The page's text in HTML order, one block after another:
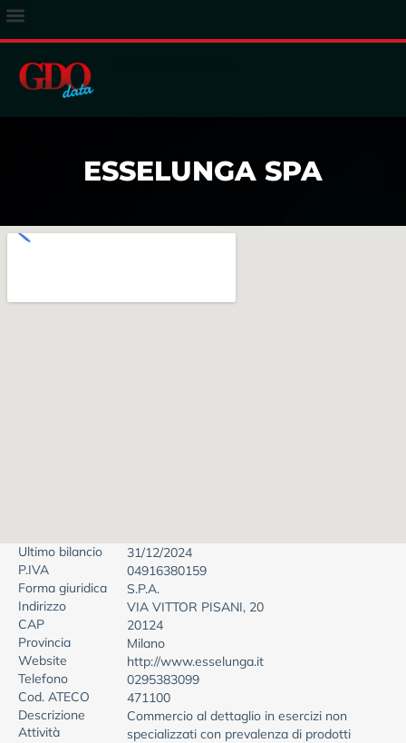
ESSELUNGA SPA
Ultimo bilancio
31/12/2024
P.IVA
04916380159
Forma giuridica
S.P.A.
Indirizzo
VIA VITTOR PISANI, 20
CAP
20124
Provincia
Milano
Website
http://www.esselunga.it
Telefono
0295383099
Cod. ATECO
471100
Descrizione
Attività
Commercio al dettaglio in esercizi non
specializzati con prevalenza di prodotti